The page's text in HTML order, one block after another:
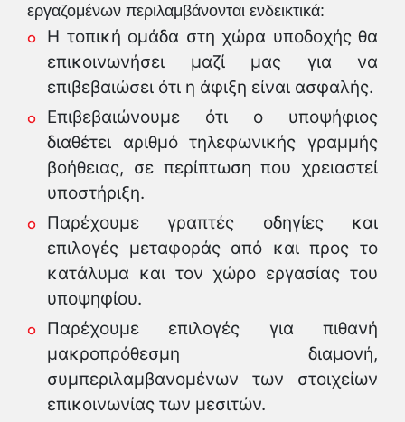
εργαζομένων περιλαμβάνονται ενδεικτικά:
Η τοπική ομάδα στη χώρα υποδοχής θα
επικοινωνήσει μαζί μας για να
επιβεβαιώσει ότι η άφιξη είναι ασφαλής.
Επιβεβαιώνουμε ότι ο υποψήφιος
διαθέτει αριθμό τηλεφωνικής γραμμής
βοήθειας, σε περίπτωση που χρειαστεί
υποστήριξη.
Παρέχουμε γραπτές οδηγίες και
επιλογές μεταφοράς από και προς το
κατάλυμα και τον χώρο εργασίας του
υποψηφίου.
Παρέχουμε επιλογές για πιθανή
μακροπρόθεσμη διαμονή,
συμπεριλαμβανομένων των στοιχείων
επικοινωνίας των μεσιτών.